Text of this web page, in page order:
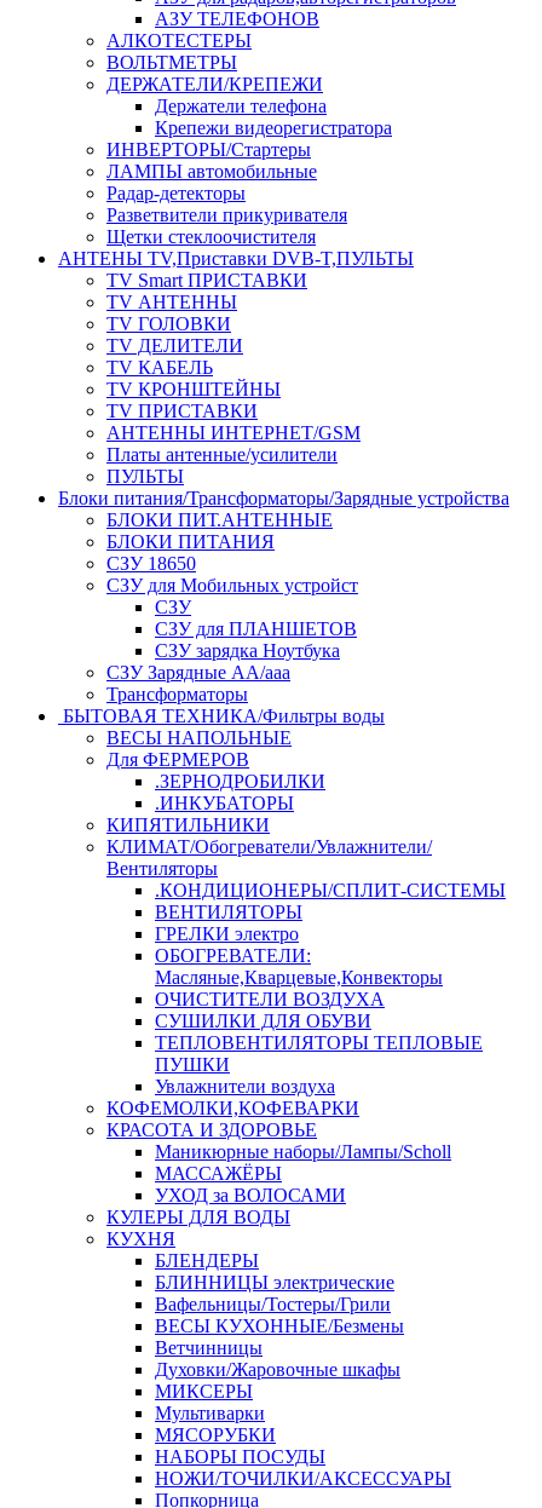
АЗУ ТЕЛЕФОНОВ
АЛКОТЕСТЕРЫ
ВОЛЬТМЕТРЫ
ДЕРЖАТЕЛИ/КРЕПЕЖИ
Держатели телефона
Крепежи видеорегистратора
ИНВЕРТОРЫ/Стартеры
ЛАМПЫ автомобильные
Радар-детекторы
Разветвители прикуривателя
Щетки стеклоочистителя
АНТЕНЫ ТV,Приставки DVB-T,ПУЛЬТЫ
TV Smart ПРИСТАВКИ
TV АНТЕННЫ
TV ГОЛОВКИ
TV ДЕЛИТЕЛИ
TV КАБЕЛЬ
TV КРОНШТЕЙНЫ
TV ПРИСТАВКИ
АНТЕННЫ ИНТЕРНЕТ/GSM
Платы антенные/усилители
ПУЛЬТЫ
Блоки питания/Трансформаторы/Зарядные устройства
БЛОКИ ПИТ.АНТЕННЫЕ
БЛОКИ ПИТАНИЯ
СЗУ 18650
СЗУ для Мобильных устройст
СЗУ
СЗУ для ПЛАНШЕТОВ
СЗУ зарядка Ноутбука
СЗУ Зарядные АА/ааа
Трансформаторы
БЫТОВАЯ ТЕХНИКА/Фильтры воды
ВЕСЫ НАПОЛЬНЫЕ
Для ФЕРМЕРОВ
.ЗЕРНОДРОБИЛКИ
.ИНКУБАТОРЫ
КИПЯТИЛЬНИКИ
КЛИМАТ/Обогреватели/Увлажнители/
Вентиляторы
.КОНДИЦИОНЕРЫ/СПЛИТ-СИСТЕМЫ
ВЕНТИЛЯТОРЫ
ГРЕЛКИ электро
ОБОГРЕВАТЕЛИ:
Масляные,Кварцевые,Конвекторы
ОЧИСТИТЕЛИ ВОЗДУХА
СУШИЛКИ ДЛЯ ОБУВИ
ТЕПЛОВЕНТИЛЯТОРЫ ТЕПЛОВЫЕ
ПУШКИ
Увлажнители воздуха
КОФЕМОЛКИ,КОФЕВАРКИ
КРАСОТА И ЗДОРОВЬЕ
Маникюрные наборы/Лампы/Scholl
МАССАЖЁРЫ
УХОД за ВОЛОСАМИ
КУЛЕРЫ ДЛЯ ВОДЫ
КУХНЯ
БЛЕНДЕРЫ
БЛИННИЦЫ электрические
Вафельницы/Тостеры/Грили
ВЕСЫ КУХОННЫЕ/Безмены
Ветчинницы
Духовки/Жаровочные шкафы
МИКСЕРЫ
Мультиварки
МЯСОРУБКИ
НАБОРЫ ПОСУДЫ
НОЖИ/ТОЧИЛКИ/АКСЕССУАРЫ
Попкорница